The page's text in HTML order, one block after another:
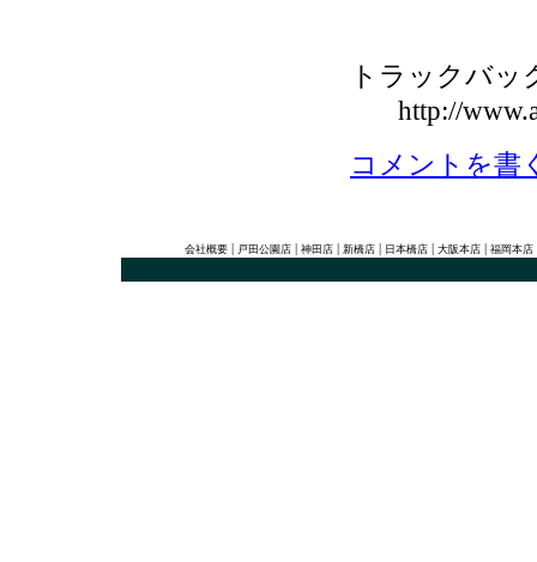
トラックバッ
http://
コメントを書
会社概要 戸田公園店 神田店 新橋店 日本橋店 大阪本店 福岡本店